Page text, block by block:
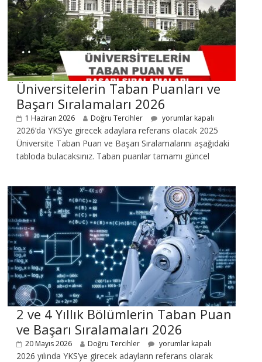
Üniversitelerin Taban Puanları ve
Başarı Sıralamaları 2026
1 Haziran 2026 Doğru Tercihler yorumlar kapalı
2026’da YKS’ye girecek adaylara referans olacak 2025
Üniversite Taban Puan ve Başarı Sıralamalarını aşağıdaki
tabloda bulacaksınız. Taban puanlar tamamı güncel
2 ve 4 Yıllık Bölümlerin Taban Puan
ve Başarı Sıralamaları 2026
20 Mayıs 2026 Doğru Tercihler yorumlar kapalı
2026 yılında YKS’ye girecek adayların referans olarak